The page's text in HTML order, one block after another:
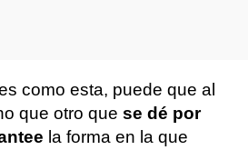
como esta, puede que al
que otro que se dé por
la forma en la que